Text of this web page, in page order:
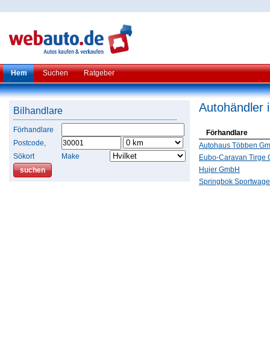
Hem Suchen Ratgeber
Bilhandlare
Förhandlare
Postcode,
Sökort
Make
Autohändler
Förhandlare
Autohaus Többen
Eubo-Caravan Tirge
Hujer GmbH
Springbok